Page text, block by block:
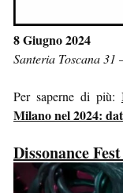
8 Giugno 2024
Santeria Toscana 31
Per saperne di più:
Milano nel 2024:
Dissonance